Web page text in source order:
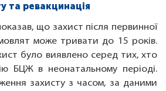
та ревакцинація
що захист після первинної
може тривати до 15 років.
було виявлено серед тих, хто
БЦЖ в неонатальному періоді.
захисту з часом, за даними